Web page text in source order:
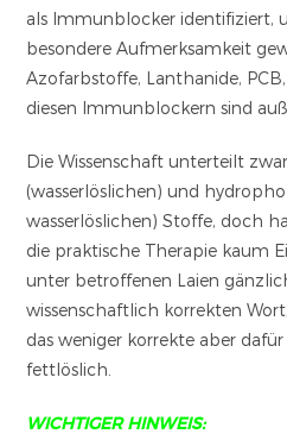
als Immunblocker identifiziert,
besondere Aufmerksamkeit
Azofarbstoffe, Lanthanide,
diesen Immunblockern sind
Die Wissenschaft unterteilt
(wasserlöslichen) und
wasserlöslichen) Stoffe, doch
die praktische Therapie kaum
unter betroffenen Laien
wissenschaftlich korrekten
das weniger korrekte aber
fettlöslich.
WICHTIGER HINWEIS: